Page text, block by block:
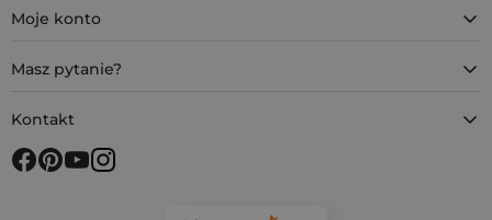
Moje konto
Masz pytanie?
Kontakt